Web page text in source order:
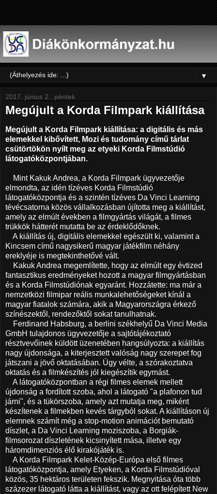
▼
2017. június 2., péntek
Megújult a Korda Filmpark kiállítása
Megújult a Korda Filmpark kiállítása: a digitális és más
elemekkel kibővített, Mozi és tudomány című tárlat
csütörtökön nyílt meg az etyeki Korda Filmstúdió
látogatóközpontjában.
Mint Kakuk Andrea, a Korda Filmpark ügyvezetője
elmondta, az idén tízéves Korda Filmstúdió
látogatóközpontja és a szintén tízéves Da Vinci Learning
tévécsatorna közös vállalkozásban újította meg a kiállítást,
amely az elmúlt években a filmgyártás világát, a filmes
trükkök hátterét mutatta be az érdeklődőknek.
A kiállítás új, digitális elemekkel egészült ki, valamint a
Kincsem című nagysikerű magyar játékfilm néhány
ereklyéje is megtekinthetővé vált.
Kakuk Andrea megemlítette, hogy az elmúlt egy évtized
fantasztikus eredményeket hozott a magyar filmgyártásban
és a Korda Filmstúdiónak egyaránt. Hozzátette: ma már a
nemzetközi filmipar reális munkalehetőségeket kínál a
magyar fiatalok számára, akik a Magyarországra érkező
színészektől, rendezőktől sokat tanulhatnak.
Ferdinand Habsburg, a berlini székhelyű Da Vinci Media
GmbH tulajdonos ügyvezetője a sajtótájékoztató
résztvevőinek küldött üzenetében hangsúlyozta: a kiállítás
nagy újdonsága, a kiterjesztett valóság nagy szerepet fog
játszani a jövő oktatásában. Úgy vélte, a szórakoztatva
oktatás és a filmkészítés jól kiegészítik egymást.
A látogatóközpontban a régi filmes elemek mellett
újdonság a fordított szoba, ahol a látogató "a plafonon tud
járni", és a tükörszoba, amely azt mutatja meg, miként
készítenek a filmekben kevés tárgyból sokat. A kiállításon új
elemnek számít még a stop-motion animációt bemutató
díszlet, a Da Vinci Learning moziszoba, a Borgiák-
filmsorozat díszletének kicsinyített mása, illetve egy
háromdimenziós élő kirakójáték is.
A Korda Filmpark Kelet-Közép-Európa első filmes
látogatóközpontja, amely Etyeken, a Korda Filmstúdióval
közös, 35 hektáros területen fekszik. Megnyitása óta több
százezer látogató látta a kiállítást, vagy az ott felépített New